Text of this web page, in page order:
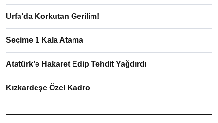
Urfa’da Korkutan Gerilim!
Seçime 1 Kala Atama
Atatürk’e Hakaret Edip Tehdit Yağdırdı
Kızkardeşe Özel Kadro